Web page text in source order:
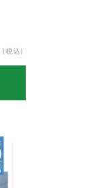
(税込)